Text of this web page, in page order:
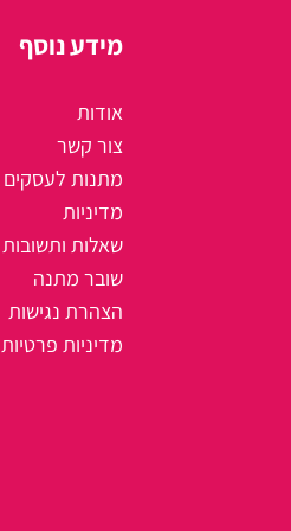
מידע נוסף
אודות
צור קשר
מתנות לעסקים
מדיניות
שאלות ותשובות
שובר מתנה
הצהרת נגישות
מדיניות פרטיות